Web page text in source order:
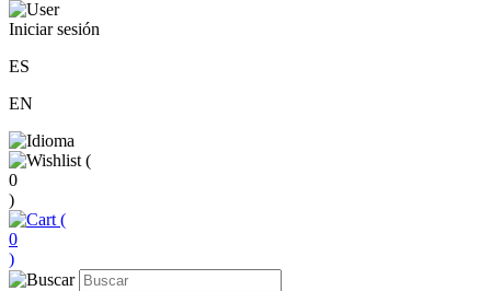
Iniciar sesión
ES
EN
(
0
)
(
0
)